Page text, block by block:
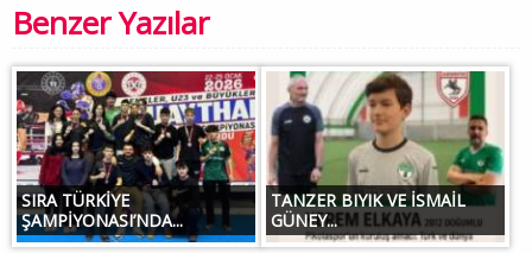
Benzer Yazılar
SIRA TÜRKİYE
ŞAMPİYONASI’NDA...
TANZER BIYIK VE İSMAİL
GÜNEY...